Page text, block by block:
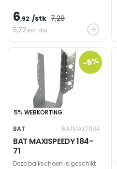
(draagbalk) om
draagvermogen te bereiken.
6,92 /stk 7,28
5,72 excl btw
-5%
5% WEBKORTING
BAT
BATMAX71184
BAT MAXISPEEDY 184-
71
Deze balkschoen is geschikt